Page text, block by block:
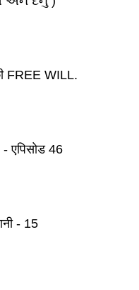
FREE WILL.
- एपिसोड 46
- 15